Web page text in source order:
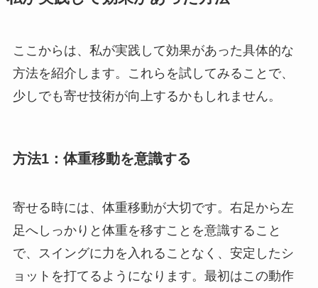
ここからは、私が実践して効果があった具体的な
方法を紹介します。これらを試してみることで、
少しでも寄せ技術が向上するかもしれません。
方法1：体重移動を意識する
寄せる時には、体重移動が大切です。右足から左
足へしっかりと体重を移すことを意識すること
で、スイングに力を入れることなく、安定したシ
ョットを打てるようになります。最初はこの動作